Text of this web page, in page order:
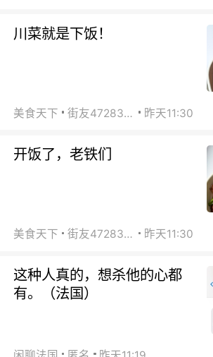
川菜就是下饭！
美食天下 街友472838572 昨天11:30
开饭了，老铁们
美食天下 街友472838572 昨天11:30
这种人真的，想杀他的心都
有。（法国）